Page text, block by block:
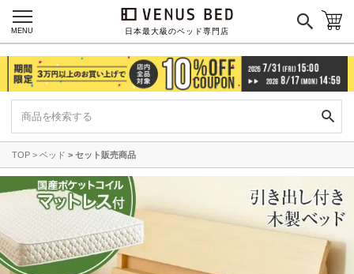
日本最大級のベッド専門店
MENU
TOP ベッド セット販売商品